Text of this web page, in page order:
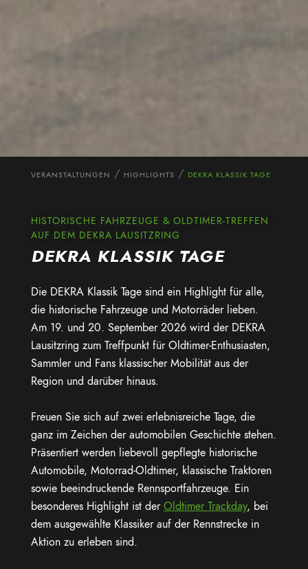
VERANSTALTUNGEN HIGHLIGHTS DEKRA KLASSIK TAGE
HISTORISCHE FAHRZEUGE & OLDTIMER-TREFFEN
AUF DEM DEKRA LAUSITZRING
DEKRA KLASSIK TAGE
Die DEKRA Klassik Tage sind ein Highlight für alle,
die historische Fahrzeuge und Motorräder lieben.
Am 19. und 20. September 2026 wird der DEKRA
Lausitzring zum Treffpunkt für Oldtimer-Enthusiasten,
Sammler und Fans klassischer Mobilität aus der
Region und darüber hinaus.
Freuen Sie sich auf zwei erlebnisreiche Tage, die
ganz im Zeichen der automobilen Geschichte stehen.
Präsentiert werden liebevoll gepflegte historische
Automobile, Motorrad-Oldtimer, klassische Traktoren
sowie beeindruckende Rennsportfahrzeuge. Ein
besonderes Highlight ist derOldtimer Trackday, bei
dem ausgewählte Klassiker auf der Rennstrecke in
Aktion zu erleben sind.